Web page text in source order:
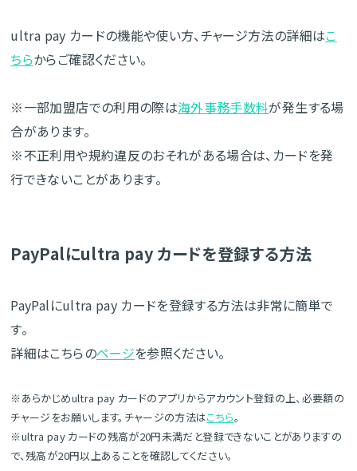
ultra pay カードの機能や使い方、チャージ方法の詳細はこ
ちらからご確認ください。
※一部加盟店での利用の際は海外事務手数料が発生する場
合があります。
※不正利用や規約違反のおそれがある場合は、カードを発
行できないことがあります。
PayPalにultra pay カードを登録する方法
PayPalにultra pay カードを登録する方法は非常に簡単で
す。
詳細はこちらのページを参照ください。
※あらかじめultra pay カードのアプリからアカウント登録の上、必要額の
チャージをお願いします。チャージの方法はこちら。
※ultra pay カードの残高が20円未満だと登録できないことがありますの
で、残高が20円以上あることを確認してください。